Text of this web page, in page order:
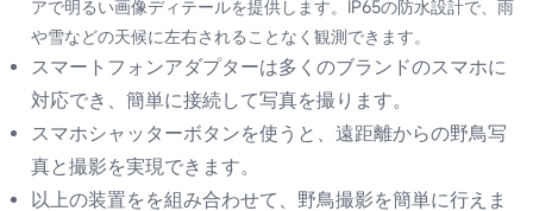
アで明るい画像ディテールを提供します。IP65の防水設計で、雨
や雪などの天候に左右されることなく観測できます。
スマートフォンアダプターは多くのブランドのスマホに
対応でき、簡単に接続して写真を撮ります。
スマホシャッターボタンを使うと、遠距離からの野鳥写
真と撮影を実現できます。
以上の装置をを組み合わせて、野鳥撮影を簡単に行えま